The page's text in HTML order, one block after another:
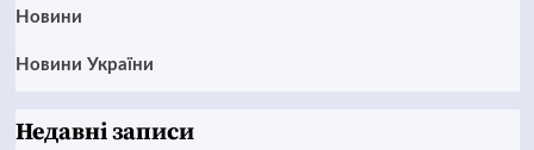
Новини
Новини України
Недавні записи